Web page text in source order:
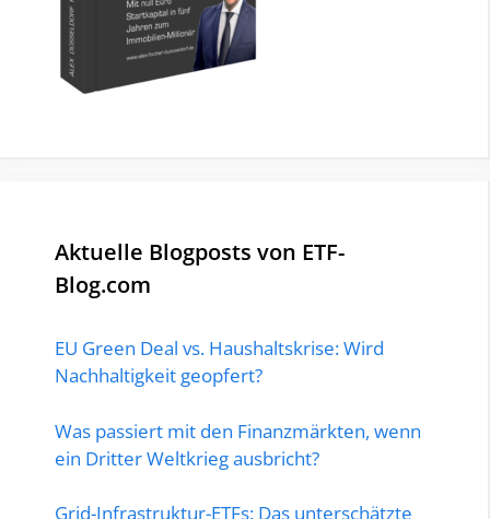
Aktuelle Blogposts von ETF-
Blog.com
EU Green Deal vs. Haushaltskrise: Wird
Nachhaltigkeit geopfert?
Was passiert mit den Finanzmärkten, wenn
ein Dritter Weltkrieg ausbricht?
Grid-Infrastruktur-ETFs: Das unterschätzte